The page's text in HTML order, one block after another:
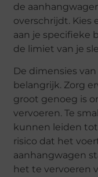
de
overschrijdt. Kies
aan je specifieke
de limiet van je
De dimensies
belangrijk. Zorg
groot genoeg is
vervoeren. Te
kunnen leiden
risico dat het
aanhangwagen
het te vervoeren